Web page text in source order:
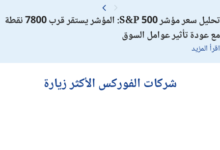
تحليل سعر مؤشر S&P 500: المؤشر يستقر قرب 7800 نقطة
مع عودة تأثير عوامل السوق
اقرأ المزيد
شركات الفوركس الأكثر زيارة